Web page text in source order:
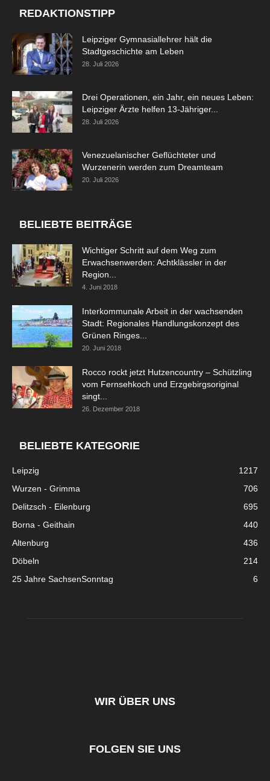
REDAKTIONSTIPP
Leipziger Gymnasiallehrer hält die
Stadtgeschichte am Leben
28. Juli 2026
Drei Operationen, ein Jahr, ein neues Leben:
Leipziger Ärzte helfen 13-Jähriger...
28. Juli 2026
Venezuelanischer Geflüchteter und
Wurzenerin werden zum Dreamteam
20. Juli 2026
BELIEBTE BEITRÄGE
Wichtiger Schritt auf dem Weg zum
Erwachsenwerden: Achtklässler in der
Region...
4. Juni 2018
Interkommunale Arbeit in der wachsenden
Stadt: Regionales Handlungskonzept des
Grünen Ringes...
20. Juni 2018
Rocco rockt jetzt Hutzencountry – Schützling
vom Fernsehkoch und Erzgebirgsoriginal
singt...
26. Dezember 2018
BELIEBTE KATEGORIE
Leipzig
1217
Wurzen - Grimma
706
Delitzsch - Eilenburg
695
Borna - Geithain
440
Altenburg
436
Döbeln
214
25 Jahre SachsenSonntag
6
WIR ÜBER UNS
FOLGEN SIE UNS